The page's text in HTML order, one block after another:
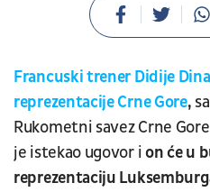
Francuski trener Didije
reprezentacije Crne Gore,
Rukometni savez Crne
je istekao ugovor ion će u
reprezentaciju